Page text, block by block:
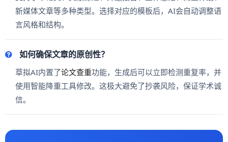
新媒体文章等多种类型。选择对应的模板后，AI会自动调整语
言风格和结构。
如何确保文章的原创性？
草拟AI内置了论文查重功能，生成后可以立即检测重复率，并
使用智能降重工具修改。这极大避免了抄袭风险，保证学术诚
信。